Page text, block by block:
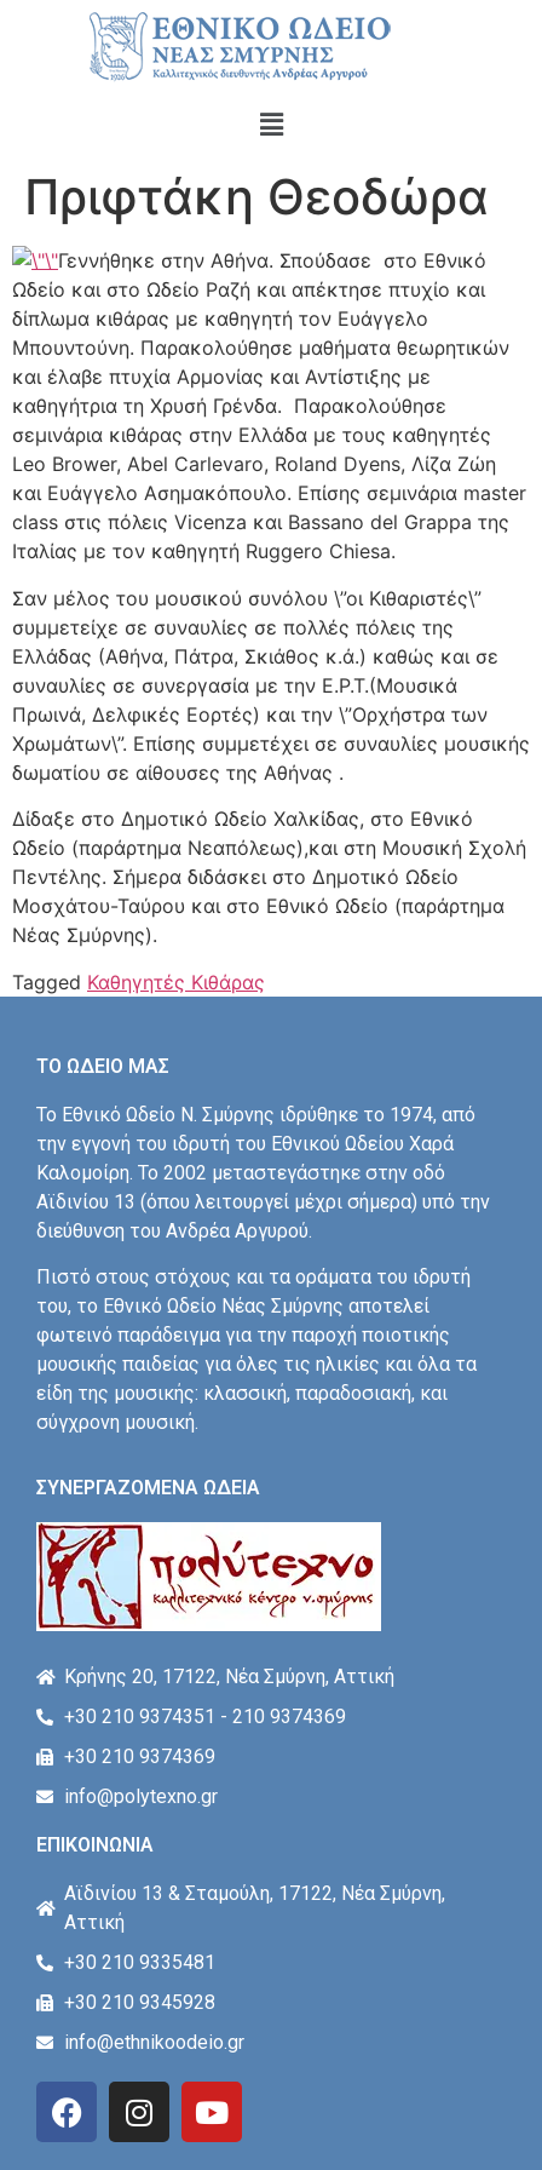
Πριφτάκη Θεοδώρα
Γεννήθηκε στην Αθήνα. Σπούδασε στο Εθνικό
Ωδείο και στο Ωδείο Ραζή και απέκτησε πτυχίο και
δίπλωμα κιθάρας με καθηγητή τον Ευάγγελο
Μπουντούνη. Παρακολούθησε μαθήματα θεωρητικών
και έλαβε πτυχία Αρμονίας και Αντίστιξης με
καθηγήτρια τη Χρυσή Γρένδα. Παρακολούθησε
σεμινάρια κιθάρας στην Ελλάδα με τους καθηγητές
Leo Brower, Abel Carlevaro, Roland Dyens, Λίζα Ζώη
και Ευάγγελο Ασημακόπουλο. Επίσης σεμινάρια master
class στις πόλεις Vicenza και Bassano del Grappa της
Ιταλίας με τον καθηγητή Ruggero Chiesa.
Σαν μέλος του μουσικού συνόλου \”οι Κιθαριστές\”
συμμετείχε σε συναυλίες σε πολλές πόλεις της
Ελλάδας (Αθήνα, Πάτρα, Σκιάθος κ.ά.) καθώς και σε
συναυλίες σε συνεργασία με την Ε.Ρ.Τ.(Μουσικά
Πρωινά, Δελφικές Εορτές) και την \”Ορχήστρα των
Χρωμάτων\”. Επίσης συμμετέχει σε συναυλίες μουσικής
δωματίου σε αίθουσες της Αθήνας .
Δίδαξε στο Δημοτικό Ωδείο Χαλκίδας, στο Εθνικό
Ωδείο (παράρτημα Νεαπόλεως),και στη Μουσική Σχολή
Πεντέλης. Σήμερα διδάσκει στο Δημοτικό Ωδείο
Μοσχάτου-Ταύρου και στο Εθνικό Ωδείο (παράρτημα
Νέας Σμύρνης).
Tagged Καθηγητές Κιθάρας
ΤΟ ΩΔΕΙΟ ΜΑΣ
Το Εθνικό Ωδείο Ν. Σμύρνης ιδρύθηκε το 1974, από
την εγγονή του ιδρυτή του Εθνικού Ωδείου Χαρά
Καλομοίρη. Το 2002 μεταστεγάστηκε στην οδό
Αϊδινίου 13 (όπου λειτουργεί μέχρι σήμερα) υπό την
διεύθυνση του Ανδρέα Αργυρού.
Πιστό στους στόχους και τα οράματα του ιδρυτή
του, το Εθνικό Ωδείο Νέας Σμύρνης αποτελεί
φωτεινό παράδειγμα για την παροχή ποιοτικής
μουσικής παιδείας για όλες τις ηλικίες και όλα τα
είδη της μουσικής: κλασσική, παραδοσιακή, και
σύγχρονη μουσική.
ΣΥΝΕΡΓΑΖΟΜΕΝΑ ΩΔΕΙΑ
Κρήνης 20, 17122, Νέα Σμύρνη, Αττική
+30 210 9374351 - 210 9374369
+30 210 9374369
info@polytexno.gr
ΕΠΙΚΟΙΝΩΝΙΑ
Αϊδινίου 13 & Σταμούλη, 17122, Νέα Σμύρνη,
Αττική
+30 210 9335481
+30 210 9345928
info@ethnikoodeio.gr